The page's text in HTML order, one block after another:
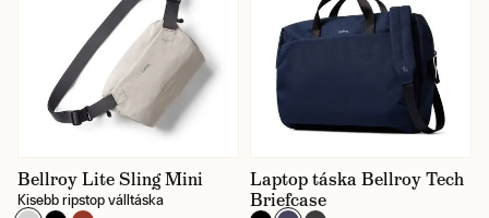
Bellroy Lite Sling Mini
Kisebb ripstop válltáska
Laptop táska Bellroy Tech
Briefcase